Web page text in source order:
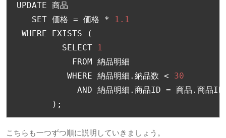
UPDATE 商品
   SET
価格 = 価格 *
1.1
WHERE EXISTS
(
         SELECT
1
           FROM
納品明細
          WHERE
納品明細.納品数 <
30
            AND
納品明細.商品ID = 商品.商品ID
);
こちらも一つずつ順に説明していきましょう。